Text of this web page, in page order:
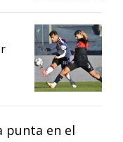
punta en el